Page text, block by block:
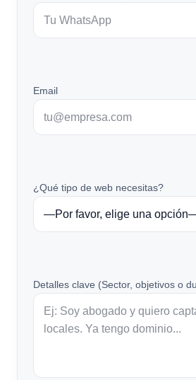
Email
¿Qué tipo de web necesitas?
Detalles clave (Sector, objetivos o